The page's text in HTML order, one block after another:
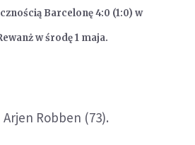
Barcelonę 4:0 (1:0) w
w środę 1 maja.
Robben (73).